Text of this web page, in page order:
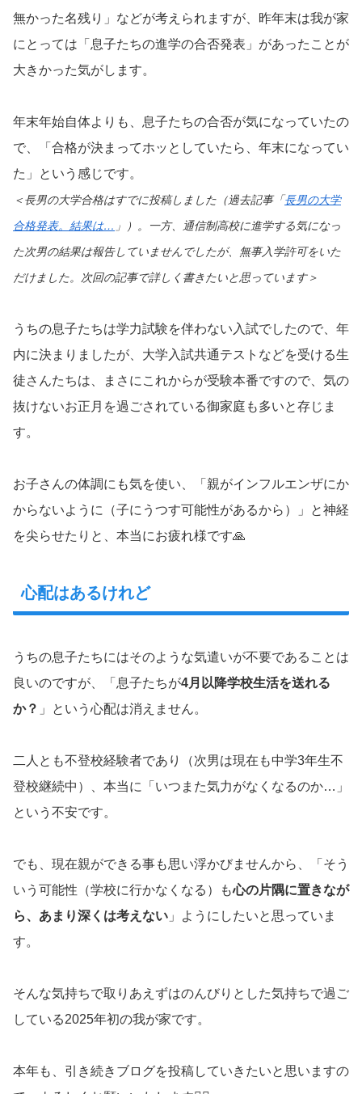
無かった名残り」などが考えられますが、昨年末は我が家
にとっては「息子たちの進学の合否発表」があったことが
大きかった気がします。
年末年始自体よりも、息子たちの合否が気になっていたの
で、「合格が決まってホッとしていたら、年末になってい
た」という感じです。
＜長男の大学合格はすでに投稿しました（過去記事「長男の大学
合格発表。結果は… 」）。一方、通信制高校に進学する気になっ
た次男の結果は報告していませんでしたが、無事入学許可をいた
だけました。次回の記事で詳しく書きたいと思っています＞
うちの息子たちは学力試験を伴わない入試でしたので、年
内に決まりましたが、大学入試共通テストなどを受ける生
徒さんたちは、まさにこれからが受験本番ですので、気の
抜けないお正月を過ごされている御家庭も多いと存じま
す。
お子さんの体調にも気を使い、「親がインフルエンザにか
からないように（子にうつす可能性があるから）」と神経
を尖らせたりと、本当にお疲れ様です🙏
心配はあるけれど
うちの息子たちにはそのような気遣いが不要であることは
良いのですが、「息子たちが4月以降学校生活を送れる
か？ 」という心配は消えません。
二人とも不登校経験者であり（次男は現在も中学3年生不
登校継続中）、本当に「いつまた気力がなくなるのか…」
という不安です。
でも、現在親ができる事も思い浮かびませんから、「そう
いう可能性（学校に行かなくなる）も心の片隅に置きなが
ら、あまり深くは考えない 」ようにしたいと思っていま
す。
そんな気持ちで取りあえずはのんびりとした気持ちで過ご
している2025年初の我が家です。
本年も、引き続きブログを投稿していきたいと思いますの